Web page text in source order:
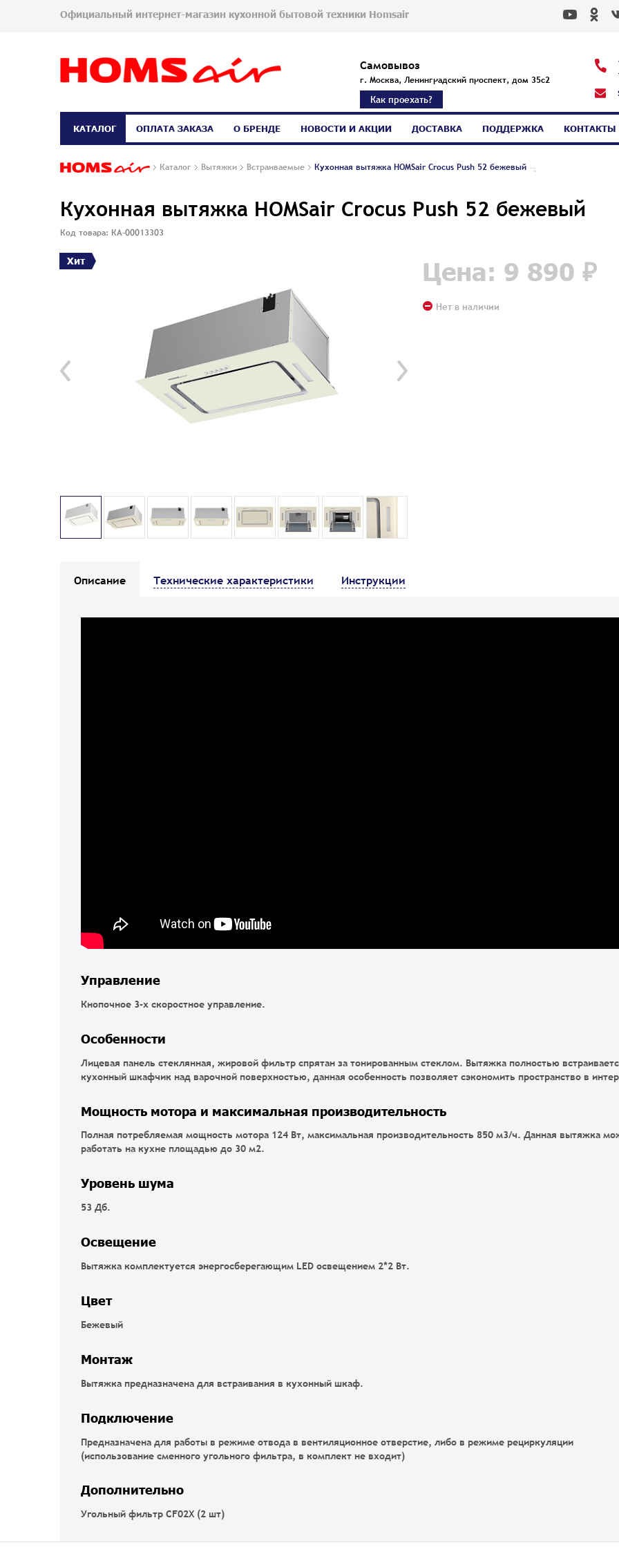
Официальный интернет-магазин кухонной бытовой техники Homsair
Самовывоз
г. Москва, Ленинградский проспект, дом 35с2
Как проехать?
Каталог Вытяжки Встраиваемые Кухонная вытяжка HOMSair Crocus Push 52 бежевый
Кухонная вытяжка HOMSair Crocus Push 52 бежевый
Код товара: КА-00013303
Хит Цена: 9 890 ₽
Нет в наличии
Описание Технические характеристики Инструкции
Управление
Кнопочное 3-х скоростное управление.
Особенности
Лицевая панель стеклянная, жировой фильтр спрятан за тонированным стеклом. Вытяжка полностью
кухонный шкафчик над варочной поверхностью, данная особенность позволяет сэкономить пространство в
Мощность мотора и максимальная производительность
Полная потребляемая мощность мотора 124 Вт, максимальная производительность 850 м3/ч. Данная вытяжка
работать на кухне площадью до 30 м2.
Уровень шума
53 Дб.
Освещение
Вытяжка комплектуется энергосберегающим LED освещением 2*2 Вт.
Цвет
Бежевый
Монтаж
Вытяжка предназначена для встраивания в кухонный шкаф.
Подключение
Предназначена для работы в режиме отвода в вентиляционное отверстие, либо в режиме рециркуляции
(использование сменного угольного фильтра, в комплект не входит)
Дополнительно
Угольный фильтр CF02X (2 шт)
КАТАЛОГ ОПЛАТА ЗАКАЗА О БРЕНДЕ НОВОСТИ И АКЦИИ ДОСТАВКА ПОДДЕРЖКА КОНТАКТЫ